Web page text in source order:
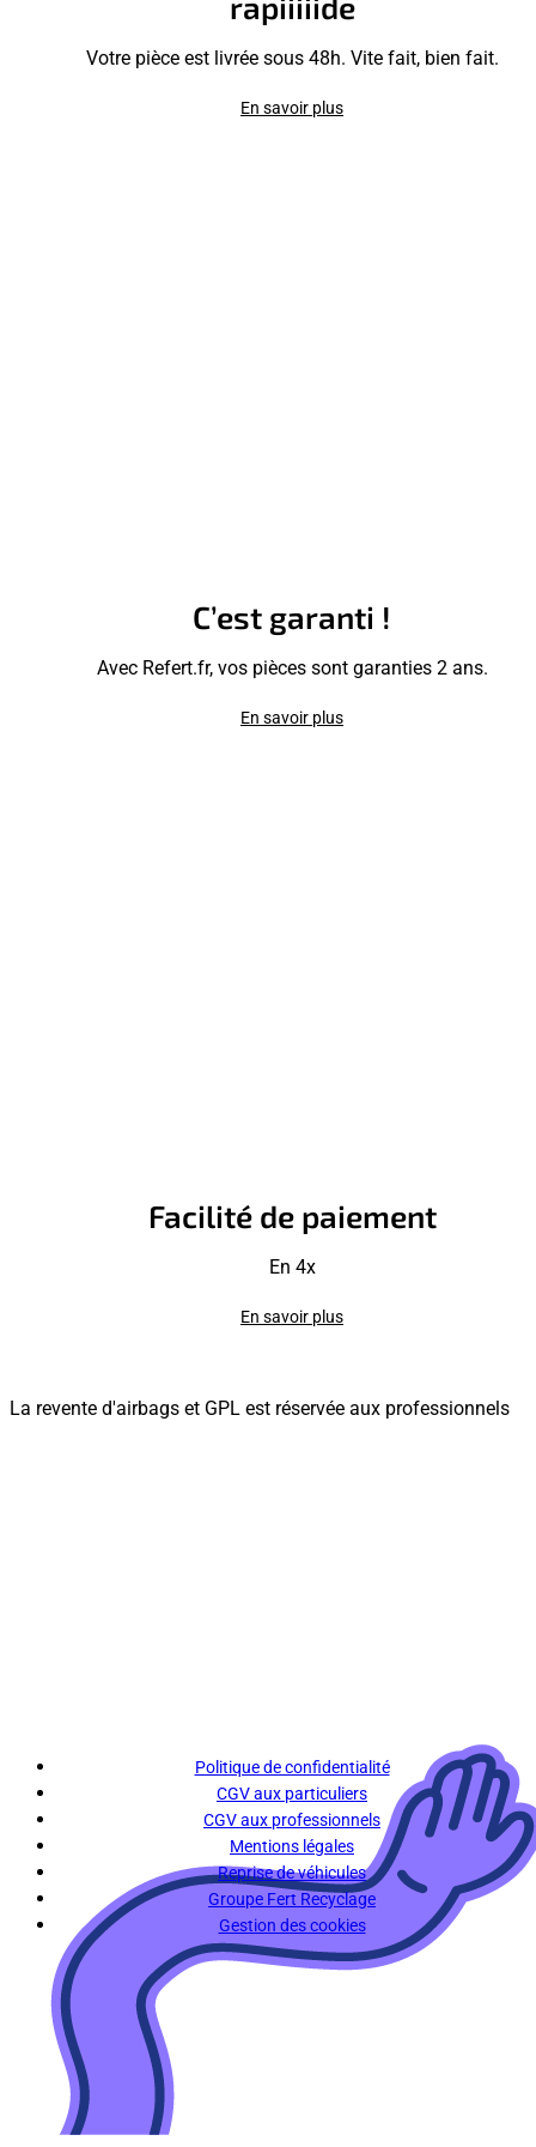
Votre pièce est livrée sous 48h. Vite fait, bien fait.
En savoir plus
C’est garanti !
Avec Refert.fr, vos pièces sont garanties 2 ans.
En savoir plus
Facilité de paiement
En 4x
En savoir plus
La revente d'airbags et GPL est réservée aux professionnels
Politique de confidentialité
CGV aux particuliers
CGV aux professionnels
Mentions légales
Reprise de véhicules
Groupe Fert Recyclage
Gestion des cookies